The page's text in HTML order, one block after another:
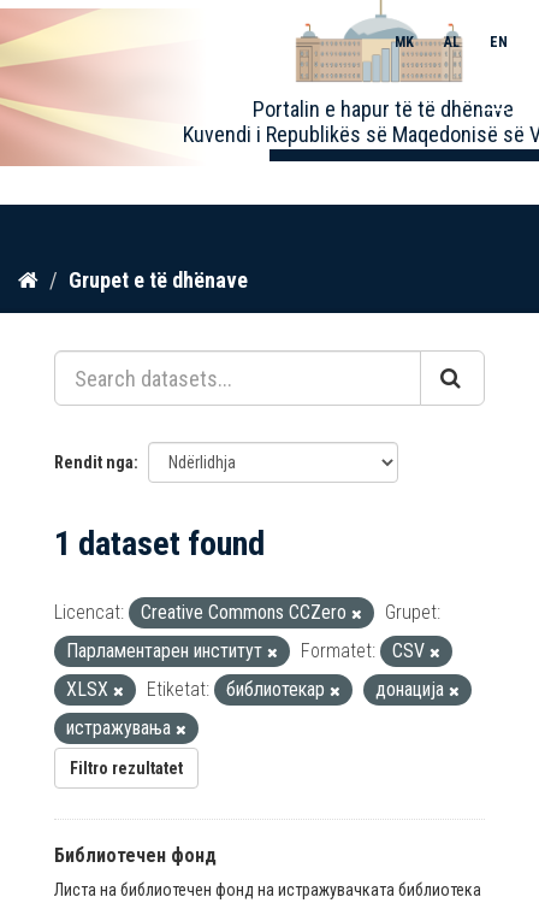
Kalo
përmbajtja
Portalin e hapur të të dhënave
Kuvendi i Republikës së Maqedonisë së
MK AL EN
Toggle
Grupet e të dhënave
Rendit nga
1 dataset found
Licencat: Creative Commons CCZero
Grupet:
Парламентарен институт
Formatet:
CSV
XLSX
Etiketat: библиотекар
донација
истражувања
Filtro rezultatet
Библиотечен фонд
Листа на библиотечен фонд на истражувачката библиотека